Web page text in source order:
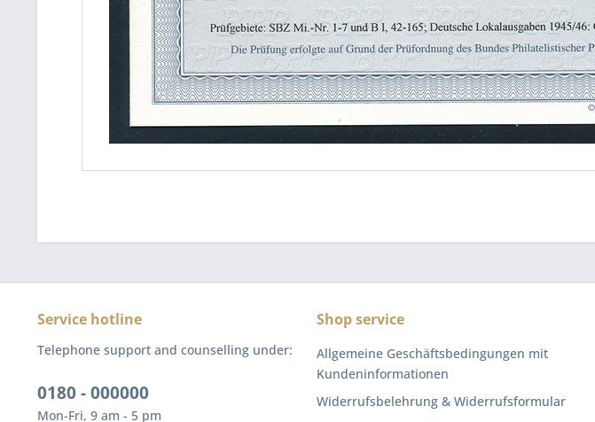
Service hotline
Telephone support and counselling under:
0180 - 000000
Mon-Fri, 9 am - 5 pm
Shop service
Allgemeine Geschäftsbedingungen mit
Kundeninformationen
Widerrufsbelehrung & Widerrufsformular